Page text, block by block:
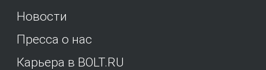
Новости
Пресса о нас
Карьера в BOLT.RU